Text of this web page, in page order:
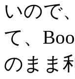
いので
て、
のまま